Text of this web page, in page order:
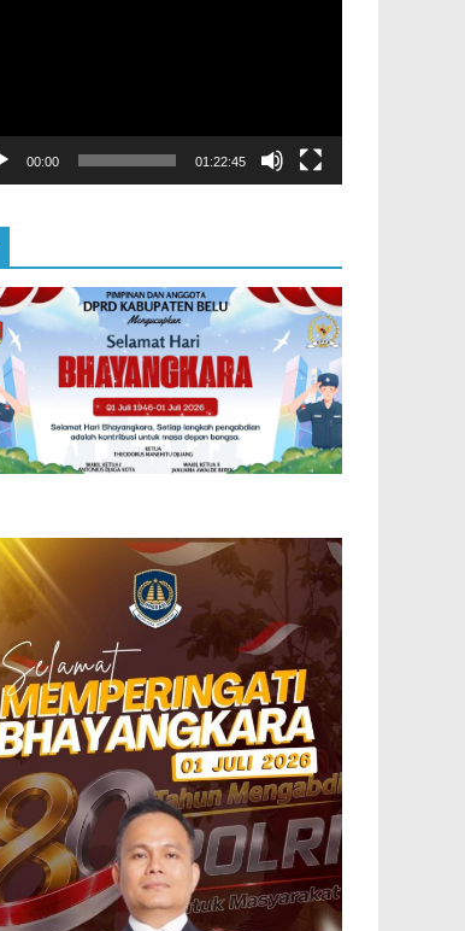
00:00 01:22:45